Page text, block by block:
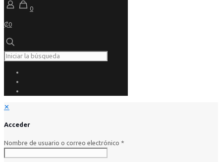
0
₡0
✕
Acceder
Nombre de usuario o correo electrónico *